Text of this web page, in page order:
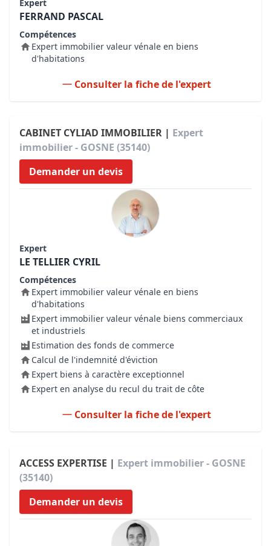
Expert
FERRAND PASCAL
Compétences
Expert immobilier valeur vénale en biens
d'habitations
Consulter la fiche de l'expert
CABINET CYLIAD IMMOBILIER | Expert
immobilier - GOSNE (35140)
Demander un devis
Expert
LE TELLIER CYRIL
Compétences
Expert immobilier valeur vénale en biens
d'habitations
Expert immobilier valeur vénale biens commerciaux
et industriels
Estimation des fonds de commerce
Calcul de l'indemnité d'éviction
Expert biens à caractère exceptionnel
Expert en analyse du recul du trait de côte
Consulter la fiche de l'expert
ACCESS EXPERTISE | Expert immobilier - GOSNE
(35140)
Demander un devis